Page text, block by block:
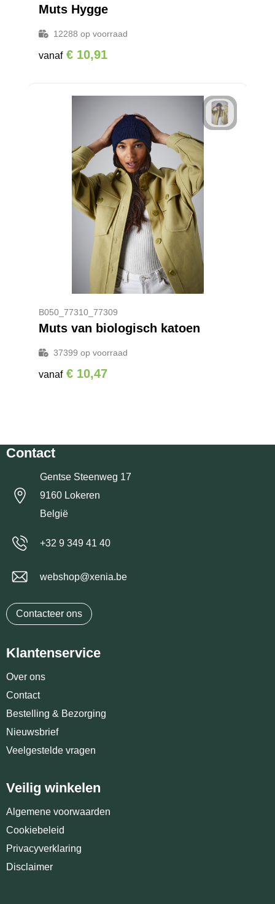
Muts Hygge
12288 op voorraad
vanaf € 10,91
B050_77310_77309
Muts van biologisch katoen
37399 op voorraad
vanaf € 10,47
Contact
Gentse Steenweg 17
9160 Lokeren
België
+32 9 349 41 40
webshop@xenia.be
Contacteer ons
Klantenservice
Over ons
Contact
Bestelling & Bezorging
Nieuwsbrief
Veelgestelde vragen
Veilig winkelen
Algemene voorwaarden
Cookiebeleid
Privacyverklaring
Disclaimer